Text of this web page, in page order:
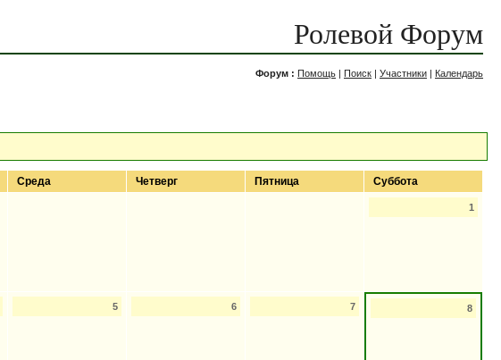
Ролевой Форум
Форум : Помощь | Поиск | Участники | Календарь
Среда Четверг Пятница Суббота
1
5 6 7 8